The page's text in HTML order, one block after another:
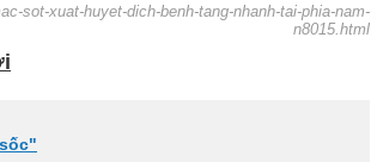
sot-xuat-huyet-dich-benh-tang-nhanh-tai-phia-nam-
n8015.html